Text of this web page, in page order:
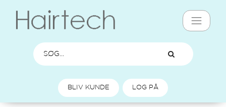
BLIV KUNDE LOG PÅ